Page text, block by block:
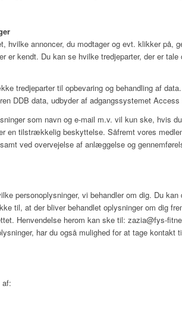
hvilke annoncer, du modtager og evt. klikker på,
er kendt. Du kan se hvilke tredjeparter, der er
tredjeparter til opbevaring og behandling af
DDB data, udbyder af adgangssystemet
som navn og e-mail m.v. vil kun ske, hvis
en tilstrækkelig beskyttelse. Såfremt vores
ved overvejelse af anlæggelse og
personoplysninger, vi behandler om dig. Du
til, at der bliver behandlet oplysninger om dig
Henvendelse herom kan ske til: zazia@fys-
har du også mulighed for at tage kontakt
af: